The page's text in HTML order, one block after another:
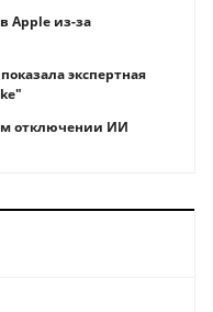
Apple из-за
экспертная
отключении ИИ